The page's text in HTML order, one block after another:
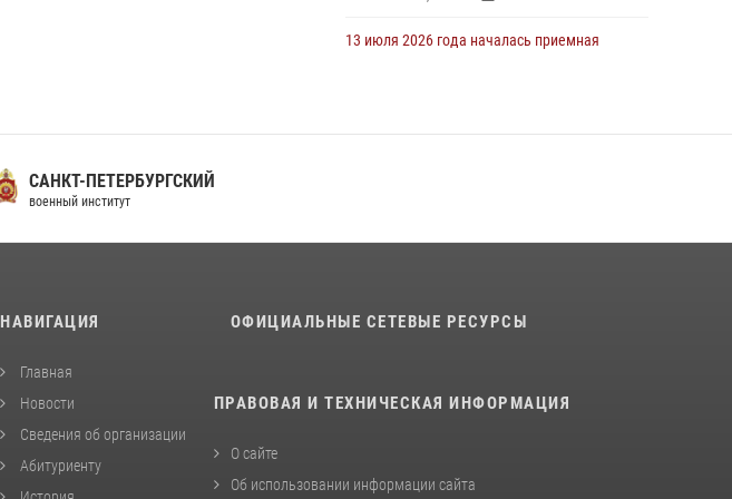
13 июля 2026 года началась приемная
16 июля 2026 года между военным
16 июля 2026, 12:29 3
военнослужащих к Военной присяге
29 июля 2026 года курсанты военного
29 июля 2026, 06:41
САНКТ-ПЕТЕРБУРГСКИЙ
военный институт
НАВИГАЦИЯ
Главная
Новости
Сведения об организации
Абитуриенту
ОФИЦИАЛЬНЫЕ СЕТЕВЫЕ РЕСУРСЫ
ПРАВОВАЯ И ТЕХНИЧЕСКАЯ ИНФОРМАЦИЯ
О сайте
Об использовании информации сайта